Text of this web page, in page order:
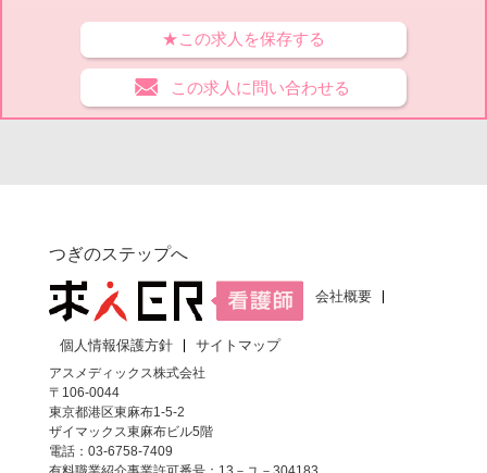
★この求人を保存する
この求人に問い合わせる
つぎのステップへ
会社概要
個人情報保護方針
サイトマップ
アスメディックス株式会社
〒106-0044
東京都港区東麻布1-5-2
ザイマックス東麻布ビル5階
電話：03-6758-7409